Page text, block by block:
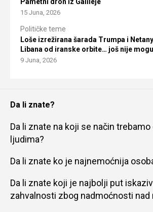
15 Juna, 2026
Političke teme
Loše izrežirana šarada Trumpa i
Libana od iranske orbite… još nije
9 Juna, 2026
Da li znate?
Da li znate na koji se način
ljudima?
Da li znate ko je najnemoćnija
Da li znate koji je najbolji put
zahvalnosti zbog nadmoćnosti